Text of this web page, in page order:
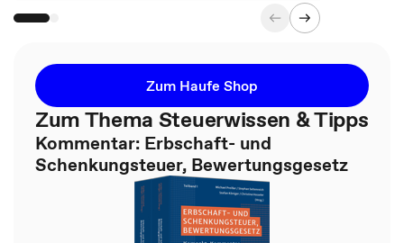
Zum Haufe Shop
Zum Thema Steuerwissen & Tipps
Kommentar: Erbschaft- und
Schenkungsteuer, Bewertungsgesetz